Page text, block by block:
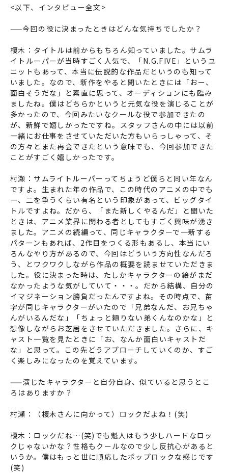
<以下、インタビュー全文>
——今回の役に決まったときはどんな気持ちでしたか？
榎木：タイトルは前からもちろん知っていました。サムラ
イトルーパーが当時すごく人気で、「N.G.FIVE」というユ
ニットもあって、本当に伝説的な作品だというのも知って
いました。なので、新作をやると聞いたときには「おー、
面白そうだな」と素直に思って、オーディションにも臨み
ましたね。僕はどちらかというと元気な役を演じることが
多かったので、今回みたいなクールな役で参加できたの
が、新鮮で嬉しかったですね。スタッフさんの中には以前
一緒にお仕事をさせていただいた方もいらっしゃって、そ
の方々とまた再会できたという意味でも、今回参加できた
ことがすごく嬉しかったです。
村瀬：サムライトルーパーってちょうど僕らと同い年なん
ですよ。生まれた年の作品で、この時代のアニメの中でも
一、二を争うくらい有名という印象があって、ビッグタイ
トルですよね。だから、「また新しくやるんだ」と聞いた
ときは、アニメ業界に関わる者としてもすごく興味が湧き
ました。アニメの続編って、同じキャラクターで一新する
パターンもあれば、2作目をつくる形もあるし、本当にい
ろんなやり方があるので、今回はどういう方向性なんだろ
う、とワクワクしながら作品の概要を読ませていただきま
した。役に決まった時は、たしかキャラクターの絵がまだ
なかったような気がしていて・・・。だから結構、自分の
イマジネーション勝負だったんですよね。その時点で、苗
字が同じキャラクターがいたので「兄弟なんだ、お兄ちゃ
んがいるんだな」「ちょっと頼りない弟くんなのかな」と
想像しながらお芝居をさせていただきました。さらに、キ
ャスト一覧を見たときに「お、なんか面白いキャストだ
な」と思って。この先どうアプローチしていくのか、すご
く楽しみになったのを覚えています。
——演じたキャラクターと自分自身、似ていると思うとこ
ろはありますか？
村瀬：（榎木さんに向かって）ロックだよね！(笑)
榎木：ロックだね…(笑)でも魁人はもう少しハードなロッ
クじゃないかな？性格もクールなので少し反抗心があると
いうか。僕はもっと世に順応したポップロックな感じです
(笑)